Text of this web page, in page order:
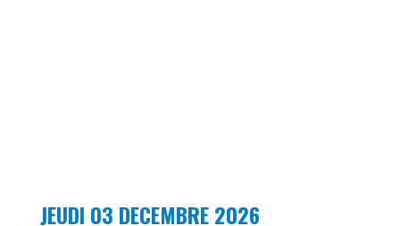
JEUDI 03 DECEMBRE 2026